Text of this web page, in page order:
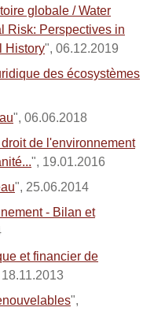
globale / Water
Risk: Perspectives in
History", 06.12.2019
des écosystèmes
", 06.06.2018
de l'environnement
", 19.01.2016
", 25.06.2014
- Bilan et
et financier de
",